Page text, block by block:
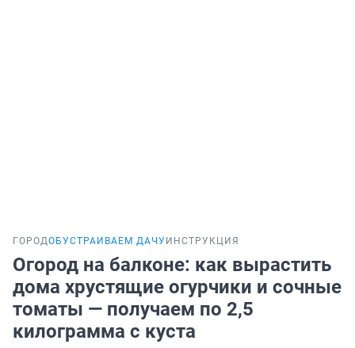
ГОРОДОБУСТРАИВАЕМ ДАЧУ ИНСТРУКЦИЯ
Огород на балконе: как вырастить
дома хрустящие огурчики и сочные
томаты — получаем по 2,5
килограмма с куста